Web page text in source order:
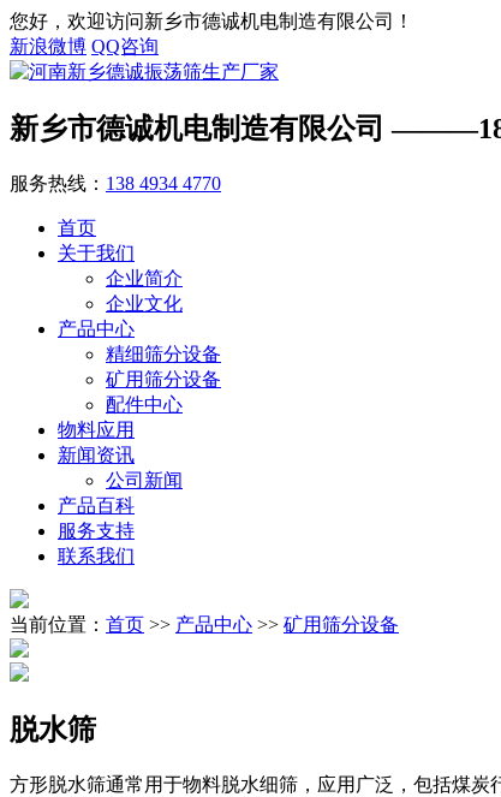
您好，欢迎访问新乡市德诚机电制造有限公司！
新浪微博 QQ咨询
新乡市德诚机电制造有限公司 ———18
服务热线： 138 4934 4770
首页
关于我们
企业简介
企业文化
产品中心
精细筛分设备
矿用筛分设备
配件中心
物料应用
新闻资讯
公司新闻
产品百科
服务支持
联系我们
当前位置： 首页 >> 产品中心 >> 矿用筛分设备
脱水筛
方形脱水筛通常用于物料脱水细筛，应用广泛，包括煤